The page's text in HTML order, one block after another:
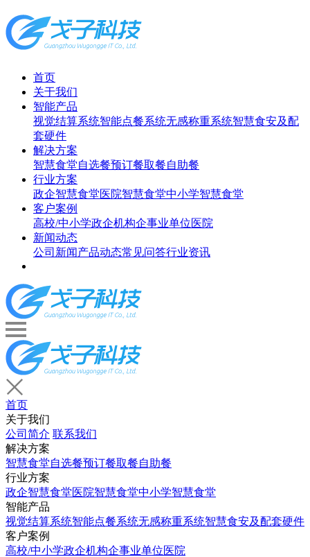
首页
关于我们
智能产品
视觉结算系统智能点餐系统无感称重系统智慧食安及配
套硬件
解决方案
智慧食堂自选餐预订餐取餐自助餐
行业方案
政企智慧食堂医院智慧食堂中小学智慧食堂
客户案例
高校/中小学政企机构企事业单位医院
新闻动态
公司新闻产品动态常见问答行业资讯
首页
关于我们
公司简介 联系我们
解决方案
智慧食堂自选餐预订餐取餐自助餐
行业方案
政企智慧食堂医院智慧食堂中小学智慧食堂
智能产品
视觉结算系统智能点餐系统无感称重系统智慧食安及配套硬件
客户案例
高校/中小学政企机构企事业单位医院